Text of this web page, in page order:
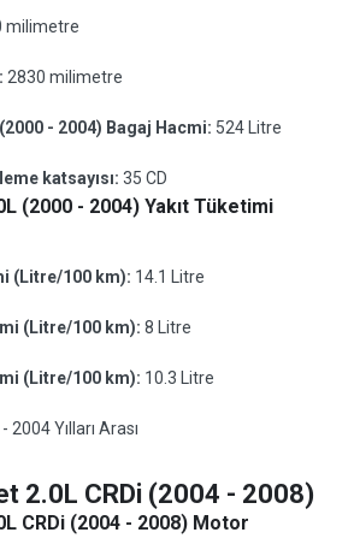
milimetre
2830 milimetre
- 2004) Bagaj Hacmi: 524 Litre
katsayısı: 35 CD
(2000 - 2004) Yakıt Tüketimi
(Litre/100 km): 14.1 Litre
(Litre/100 km): 8 Litre
(Litre/100 km): 10.3 Litre
2004 Yılları Arası
2.0L CRDi (2004 - 2008)
CRDi (2004 - 2008) Motor